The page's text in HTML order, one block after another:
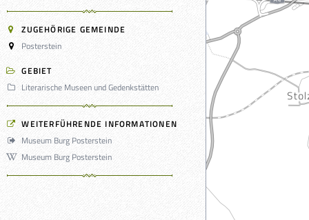
ZUGEHÖRIGE GEMEINDE
Posterstein
GEBIET
Literarische Museen und Gedenkstätten
WEITERFÜHRENDE INFORMATIONEN
Museum Burg Posterstein
Museum Burg Posterstein